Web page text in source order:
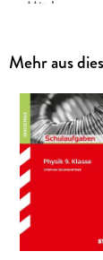
Mit
und
zu jeder
Mehr aus